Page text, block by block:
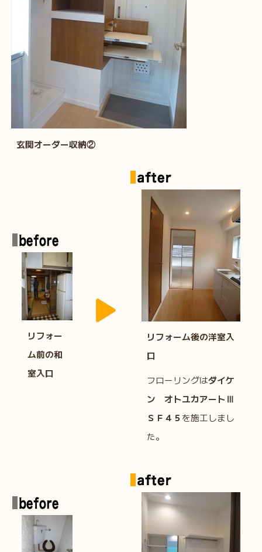
玄関オーダー収納②
リフォー
ム前の和
室入口
リフォーム後の洋室入
口
フローリングはダイケ
ン オトユカアートⅢ
ＳＦ４５ を施工しまし
た。